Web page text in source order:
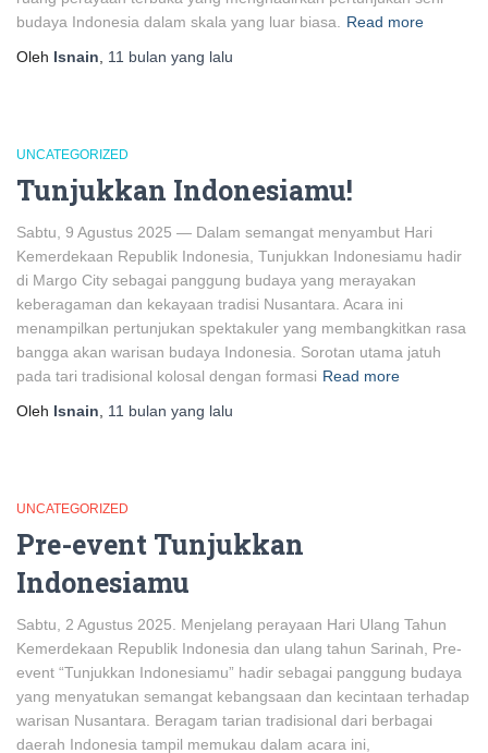
budaya Indonesia dalam skala yang luar biasa.
Read more
Oleh Isnain 11 bulan yang lalu
UNCATEGORIZED
Tunjukkan Indonesiamu!
Sabtu, 9 Agustus 2025 — Dalam semangat menyambut Hari
Kemerdekaan Republik Indonesia, Tunjukkan Indonesiamu hadir
di Margo City sebagai panggung budaya yang merayakan
keberagaman dan kekayaan tradisi Nusantara. Acara ini
menampilkan pertunjukan spektakuler yang membangkitkan rasa
bangga akan warisan budaya Indonesia. Sorotan utama jatuh
pada tari tradisional kolosal dengan formasi Read more
Oleh Isnain 11 bulan yang lalu
UNCATEGORIZED
Pre-event Tunjukkan
Indonesiamu
Sabtu, 2 Agustus 2025. Menjelang perayaan Hari Ulang Tahun
Kemerdekaan Republik Indonesia dan ulang tahun Sarinah, Pre-
event “Tunjukkan Indonesiamu” hadir sebagai panggung budaya
yang menyatukan semangat kebangsaan dan kecintaan terhadap
warisan Nusantara. Beragam tarian tradisional dari berbagai
daerah Indonesia tampil memukau dalam acara ini,